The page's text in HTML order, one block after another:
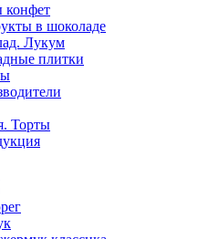
конфет
в шоколаде
Лукум
плитки
Торты